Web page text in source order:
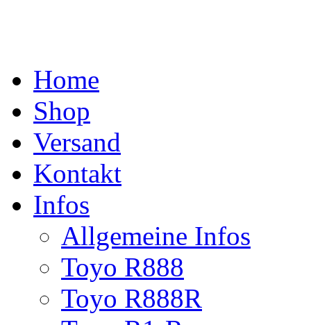
Home
Shop
Versand
Kontakt
Infos
Allgemeine Infos
Toyo R888
Toyo R888R